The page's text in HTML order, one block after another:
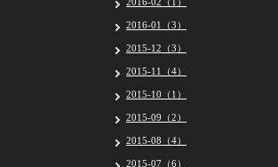
2016-01（3）
2015-12（3）
2015-11（4）
2015-10（1）
2015-09（2）
2015-08（4）
2015-07（6）